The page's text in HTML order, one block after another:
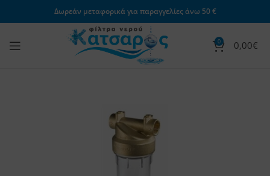
Δωρεάν μεταφορικά για παραγγελίες άνω 50 €
0 0,00€